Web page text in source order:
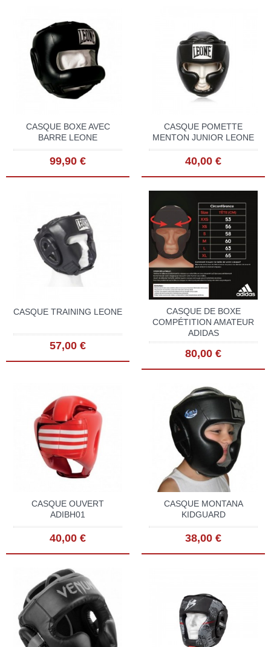
CASQUE BOXE AVEC
BARRE LEONE
99,90 €
CASQUE POMETTE
MENTON JUNIOR LEONE
40,00 €
CASQUE TRAINING LEONE
57,00 €
CASQUE DE BOXE
COMPÉTITION AMATEUR
ADIDAS
80,00 €
CASQUE OUVERT
ADIBH01
40,00 €
CASQUE MONTANA
KIDGUARD
38,00 €